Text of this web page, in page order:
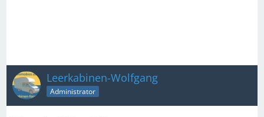
Leerkabinen-Wolfgang
Administrator